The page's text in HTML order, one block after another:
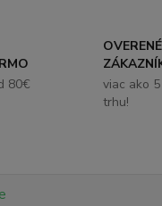
80€
OVERENÉ
viac ako
trhu!